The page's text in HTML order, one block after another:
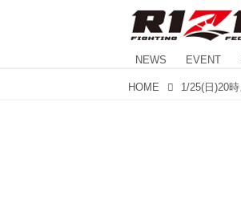
NEWS EVENT
HOME